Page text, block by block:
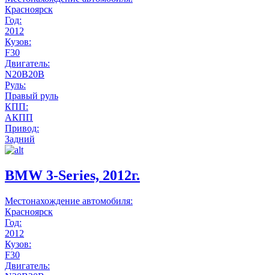
Красноярск
Год:
2012
Кузов:
F30
Двигатель:
N20B20B
Руль:
Правый руль
КПП:
АКПП
Привод:
Задний
BMW 3-Series, 2012г.
Местонахождение автомобиля:
Красноярск
Год:
2012
Кузов:
F30
Двигатель: